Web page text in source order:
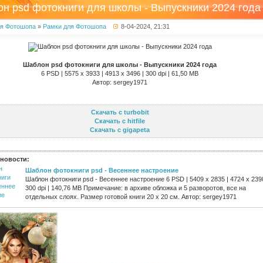
psd фотокниги для школы - Выпускники 2024 года
Фотошопа » Рамки для Фотошопа 8-04-2024, 21:31
Шаблон psd фотокниги для школы - Выпускники 2024 года
6 PSD | 5575 x 3933 | 4913 x 3496 | 300 dpi | 61,50 MB
Автор: sergey1971
Скачать с turbobit
Скачать с hitfile
Скачать с gigapeta
Шаблон фотокниги psd - Весеннее настроение
Шаблон фотокниги psd - Весеннее настроение 6 PSD | 5409 x 2835 | 4724 x
300 dpi | 140,76 MB Примечание: в архиве обложка и 5 разворотов, все на
отдельных слоях. Размер готовой книги 20 x 20 см. Автор: sergey1971